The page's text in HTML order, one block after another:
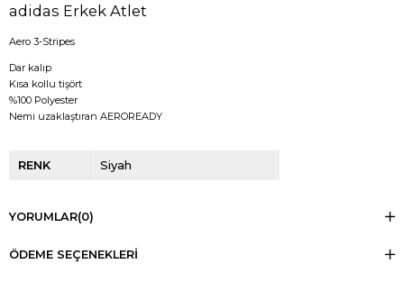
adidas Erkek Atlet
Aero 3-Stripes
Dar kalıp
Kısa kollu tişört
%100 Polyester
Nemi uzaklaştıran AEROREADY
RENK Siyah
YORUMLAR(0)
ÖDEME SEÇENEKLERI